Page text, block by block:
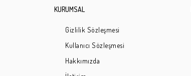
KURUMSAL
Gizlilik Sözleşmesi
Kullanıcı Sözleşmesi
Hakkımızda